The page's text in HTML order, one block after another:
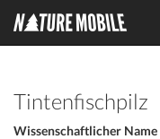
Tintenfischpilz
Wissenschaftlicher Name